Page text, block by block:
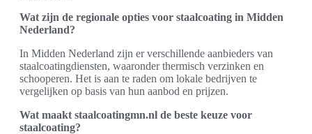
Wat zijn de regionale opties voor staalcoating in Midden
Nederland?
In Midden Nederland zijn er verschillende aanbieders van
staalcoatingdiensten, waaronder thermisch verzinken en
schooperen. Het is aan te raden om lokale bedrijven te
vergelijken op basis van hun aanbod en prijzen.
Wat maakt staalcoatingmn.nl de beste keuze voor
staalcoating?